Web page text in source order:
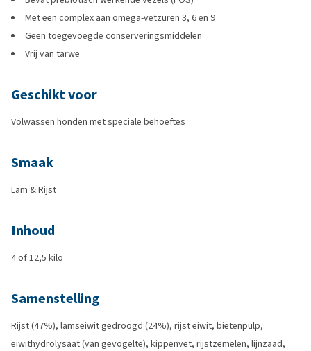
Met een complex aan omega-vetzuren 3, 6 en 9
Geen toegevoegde conserveringsmiddelen
Vrij van tarwe
Geschikt voor
Volwassen honden met speciale behoeftes
Smaak
Lam & Rijst
Inhoud
4 of 12,5 kilo
Samenstelling
Rijst (47%), lamseiwit gedroogd (24%), rijst eiwit, bietenpulp,
eiwithydrolysaat (van gevogelte), kippenvet, rijstzemelen, lijnzaad,